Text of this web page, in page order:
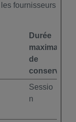
fournisseurs
Durée
maximale
de
Sessio
n